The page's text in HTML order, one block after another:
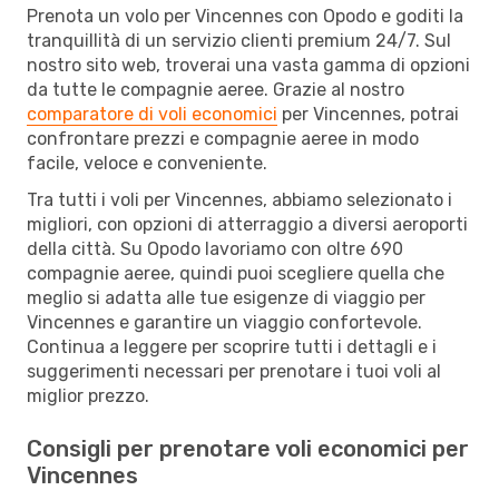
Prenota un volo per Vincennes con Opodo e goditi la
tranquillità di un servizio clienti premium 24/7. Sul
nostro sito web, troverai una vasta gamma di opzioni
da tutte le compagnie aeree. Grazie al nostro
comparatore di voli economici per Vincennes, potrai
confrontare prezzi e compagnie aeree in modo
facile, veloce e conveniente.
Tra tutti i voli per Vincennes, abbiamo selezionato i
migliori, con opzioni di atterraggio a diversi aeroporti
della città. Su Opodo lavoriamo con oltre 690
compagnie aeree, quindi puoi scegliere quella che
meglio si adatta alle tue esigenze di viaggio per
Vincennes e garantire un viaggio confortevole.
Continua a leggere per scoprire tutti i dettagli e i
suggerimenti necessari per prenotare i tuoi voli al
miglior prezzo.
Consigli per prenotare voli economici per
Vincennes